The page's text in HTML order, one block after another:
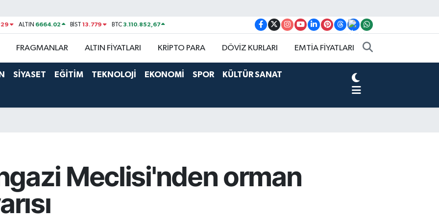
ALTIN 6664.02 BİST13.779 BTC3.110.852,67
FRAGMANLAR ALTIN FİYATLARI KRİPTO PARA DÖVİZ KURLARI EMTİA FİYATLARI
SİYASET EĞİTİM TEKNOLOJİ EKONOMİ SPOR KÜLTÜR SANAT
Meclisi'nden orman